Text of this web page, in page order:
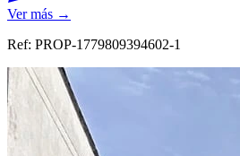
Ver más →
Ref: PROP-1779809394602-1